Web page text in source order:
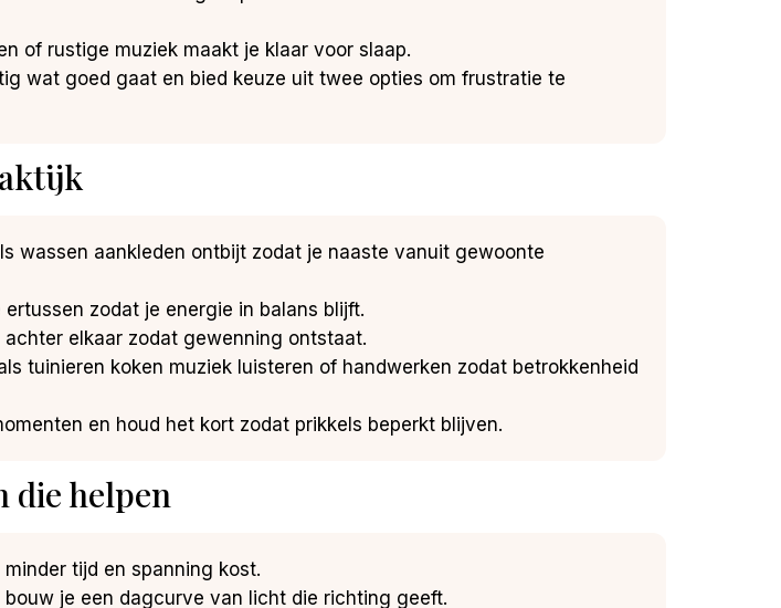
of rustige muziek maakt je klaar voor slaap.
wat goed gaat en bied keuze uit twee opties om frustratie te
wassen aankleden ontbijt zodat je naaste vanuit gewoonte
zodat je energie in balans blijft.
elkaar zodat gewenning ontstaat.
tuinieren koken muziek luisteren of handwerken zodat betrokkenheid
en houd het kort zodat prikkels beperkt blijven.
die helpen
tijd en spanning kost.
je een dagcurve van licht die richting geeft.